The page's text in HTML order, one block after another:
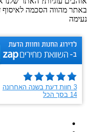
באתר מהווה הסכמה לאיסוף
נעימה